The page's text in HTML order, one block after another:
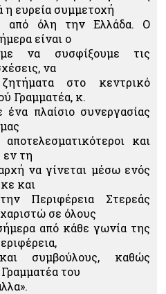
η ευρεία συμμετοχή
από όλη την Ελλάδα. Ο
είναι ο
να συσφίξουμε τις
να
στο κεντρικό
Γραμματέα, κ.
πλαίσιο συνεργασίας
και
εν τη
να γίνεται μέσω ενός
και
Περιφέρεια Στερεάς
σε όλους
από κάθε γωνία της
και συμβούλους, καθώς
του